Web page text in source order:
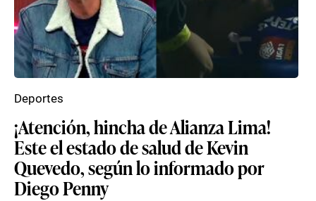
¡Atención, hincha de Alianza Lima!
Este el estado de salud de Kevin
Quevedo, según lo informado por
Diego Penny
Deportes